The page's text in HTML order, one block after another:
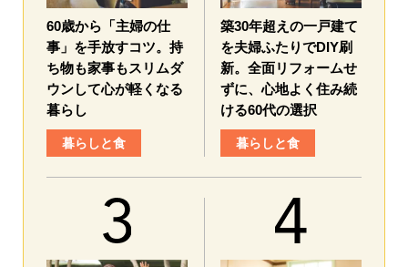
60歳から「主婦の仕
事」を手放すコツ。持
ち物も家事もスリムダ
ウンして心が軽くなる
暮らし
暮らしと食
築30年超えの一戸建て
を夫婦ふたりでDIY刷
新。全面リフォームせ
ずに、心地よく住み続
ける60代の選択
暮らしと食